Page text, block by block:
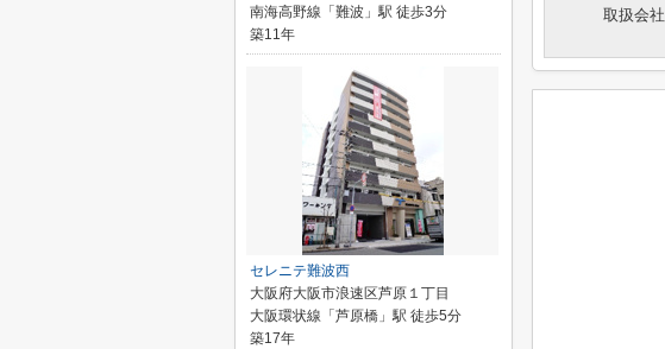
取扱会社
南海高野線「難波」駅 徒歩3分
築11年
セレニテ難波西
大阪府大阪市浪速区芦原１丁目
大阪環状線「芦原橋」駅 徒歩5分
築17年